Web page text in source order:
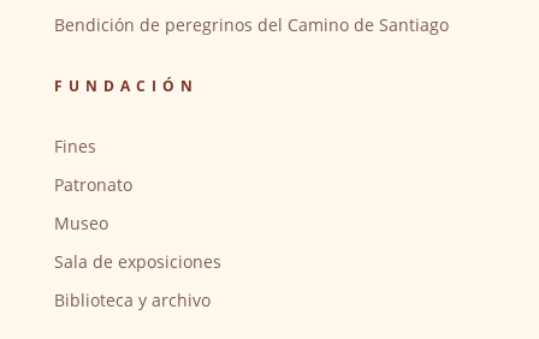
Bendición de peregrinos del Camino de Santiago
FUNDACIÓN
Fines
Patronato
Museo
Sala de exposiciones
Biblioteca y archivo